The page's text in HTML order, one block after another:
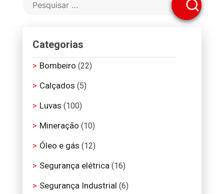
Categorias
Bombeiro (22)
Calçados (5)
Luvas (100)
Mineração (10)
Óleo e gás (12)
Segurança elétrica (16)
Segurança Industrial (6)